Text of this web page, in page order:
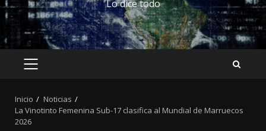
Lo dice todo
MENÚ
Inicio
Noticias
La Vinotinto Femenina Sub-17 clasifica al Mundial de Marruecos
2026